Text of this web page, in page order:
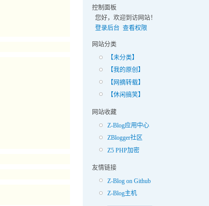
控制面板
您好，欢迎到访网站！
登录后台 查看权限
网站分类
【未分类】
【我的原创】
【网摘转载】
【休闲搞笑】
网站收藏
Z-Blog应用中心
ZBlogger社区
Z5 PHP加密
友情链接
Z-Blog on Github
Z-Blog主机